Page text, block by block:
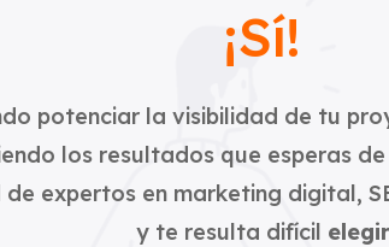
¡Sí!
potenciar la visibilidad de tu
los resultados que esperas
expertos en marketing digital,
y te resulta difícil elegir